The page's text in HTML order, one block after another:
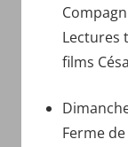
Lectures
films
Ferme